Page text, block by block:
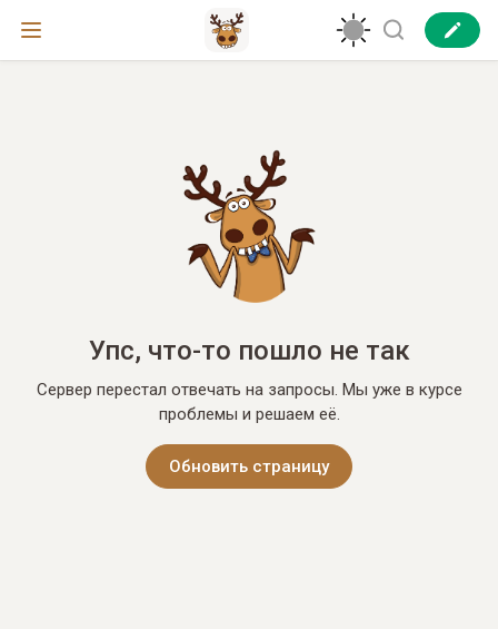
Упс, что-то пошло не так
Сервер перестал отвечать на запросы. Мы уже в курсе
проблемы и решаем её.
Обновить страницу